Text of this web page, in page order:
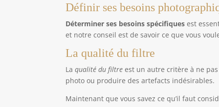
Définir ses besoins
Déterminer ses besoins spécifiques est
et notre conseil est de savoir ce que vous
La qualité du filtre
Laqualité du filtre est un autre critère à ne
photo ou produire des artefacts indésirables.
Maintenant que vous savez ce qu’il faut